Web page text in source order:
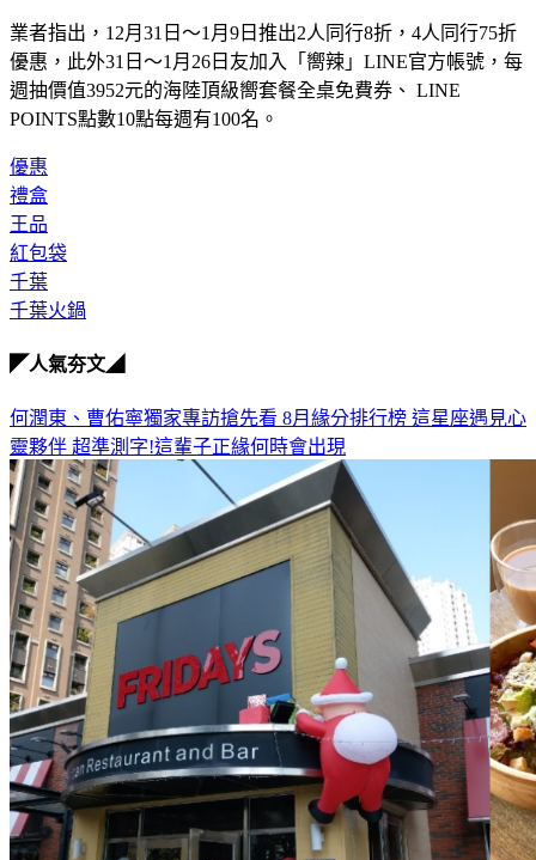
業者指出，12月31日～1月9日推出2人同行8折，4人同行75折
優惠，此外31日～1月26日友加入「嚮辣」LINE官方帳號，每
週抽價值3952元的海陸頂級嚮套餐全桌免費券、 LINE
POINTS點數10點每週有100名。
優惠
禮盒
王品
紅包袋
千葉
千葉火鍋
◤人氣夯文◢
何潤東、曹佑寧獨家專訪搶先看 8月緣分排行榜 這星座遇見心
靈夥伴 超準測字!這輩子正緣何時會出現